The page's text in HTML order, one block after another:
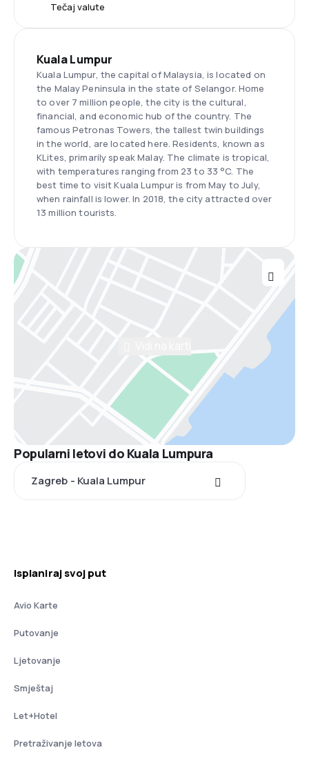
Tečaj valute
Kuala Lumpur
Kuala Lumpur, the capital of Malaysia, is located on
the Malay Peninsula in the state of Selangor. Home
to over 7 million people, the city is the cultural,
financial, and economic hub of the country. The
famous Petronas Towers, the tallest twin buildings
in the world, are located here. Residents, known as
KLites, primarily speak Malay. The climate is tropical,
with temperatures ranging from 23 to 33 °C. The
best time to visit Kuala Lumpur is from May to July,
when rainfall is lower. In 2018, the city attracted over
13 million tourists.
Popularni letovi do Kuala Lumpura
Zagreb - Kuala Lumpur
Isplaniraj svoj put
Avio Karte
Putovanje
Ljetovanje
Smještaj
Let+Hotel
Pretraživanje letova